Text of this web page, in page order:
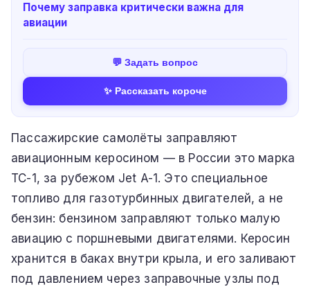
Почему заправка критически важна для
авиации
💬 Задать вопрос
✨ Рассказать короче
Пассажирские самолёты заправляют
авиационным керосином — в России это марка
ТС-1, за рубежом Jet A-1. Это специальное
топливо для газотурбинных двигателей, а не
бензин: бензином заправляют только малую
авиацию с поршневыми двигателями. Керосин
хранится в баках внутри крыла, и его заливают
под давлением через заправочные узлы под